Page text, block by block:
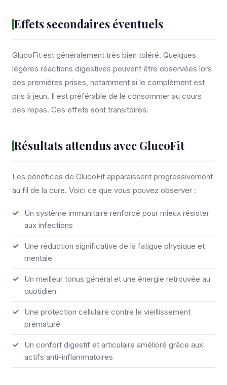
Effets secondaires éventuels
GlucoFit est généralement très bien toléré. Quelques
légères réactions digestives peuvent être observées lors
des premières prises, notamment si le complément est
pris à jeun. Il est préférable de le consommer au cours
des repas. Ces effets sont transitoires.
Résultats attendus avec GlucoFit
Les bénéfices de GlucoFit apparaissent progressivement
au fil de la cure. Voici ce que vous pouvez observer :
Un système immunitaire renforcé pour mieux résister
aux infections
Une réduction significative de la fatigue physique et
mentale
Un meilleur tonus général et une énergie retrouvée au
quotidien
Une protection cellulaire contre le vieillissement
prématuré
Un confort digestif et articulaire amélioré grâce aux
actifs anti-inflammatoires